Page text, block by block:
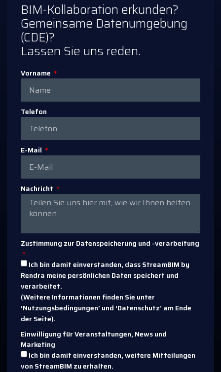
BIM-Kollaboration erkunden?
Gemeinsame Datenumgebung
(CDE)?
Lassen Sie uns reden.
Vorname
Telefon
E-Mail
Nachricht
Zustimmung zur Datenspeicherung und -verarbeitung
Ich bin damit einverstanden, dass StreamBIM by
Rendra meine persönlichen Daten speichert und
verarbeitet.
(Weitere Informationen finden Sie unter
‘Nutzungsbedingungen’ und ‘Datenschutz’ am Ende
der Seite).
Einwilligung für Veranstaltungen, News und
Marketing
Ich bin damit einverstanden, weitere Mitteilungen
von StreamBIM zu erhalten.